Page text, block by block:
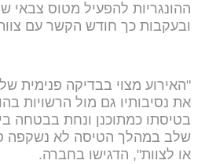
ההונגריות להפעיל מטוס צבאי
ובעקבות כך חודש הקשר עם
"האירוע מצוי בבדיקה פנימית
את נסיבותיו גם מול הרשויות
בטיסתו כמתוכנן ונחת בבטחה
שלב במהלך הטיסה לא נשקפה
או לצוות", הדגישו בחברה.